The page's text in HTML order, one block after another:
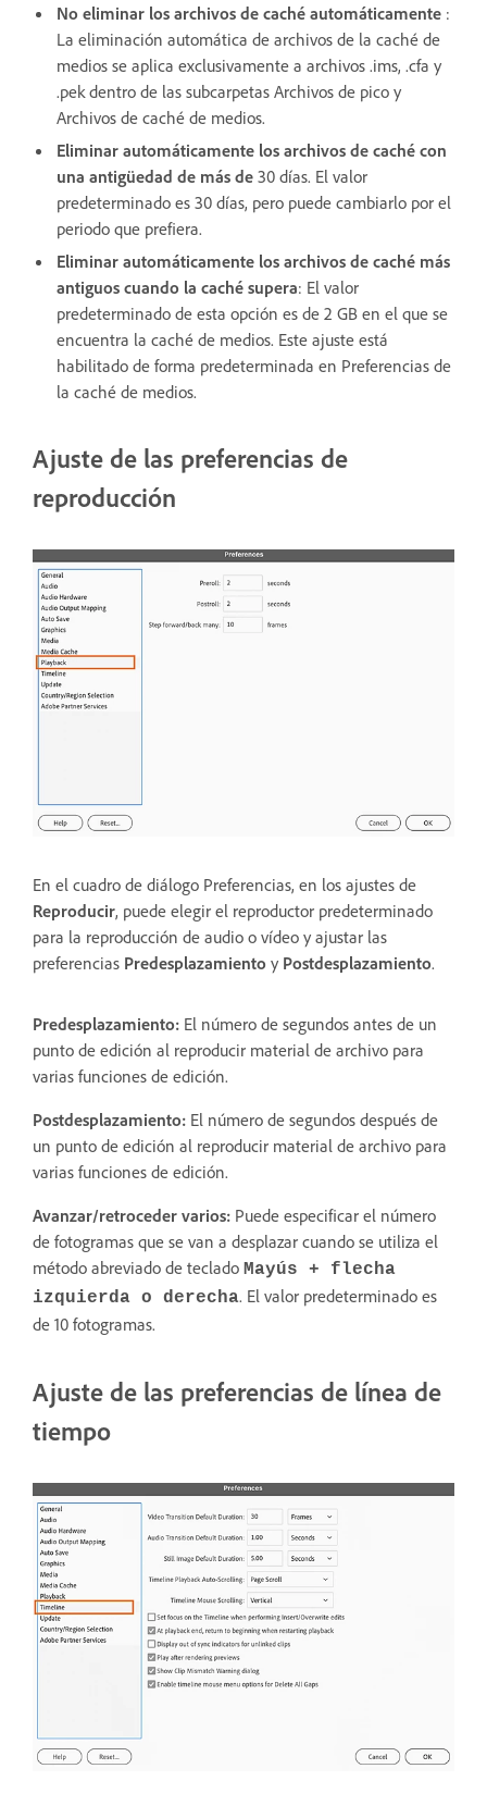
No eliminar los archivos de caché automáticamente :
La eliminación automática de archivos de la caché de
medios se aplica exclusivamente a archivos .ims, .cfa y
.pek dentro de las subcarpetas Archivos de pico y
Archivos de caché de medios.
Eliminar automáticamente los archivos de caché con
una antigüedad de más de 30 días. El valor
predeterminado es 30 días, pero puede cambiarlo por el
periodo que prefiera.
Eliminar automáticamente los archivos de caché más
antiguos cuando la caché supera: El valor
predeterminado de esta opción es de 2 GB en el que se
encuentra la caché de medios. Este ajuste está
habilitado de forma predeterminada en Preferencias de
la caché de medios.
Ajuste de las preferencias de
reproducción
En el cuadro de diálogo Preferencias, en los ajustes de
Reproducir, puede elegir el reproductor predeterminado
para la reproducción de audio o vídeo y ajustar las
preferencias Predesplazamiento y Postdesplazamiento.
Predesplazamiento: El número de segundos antes de un
punto de edición al reproducir material de archivo para
varias funciones de edición.
Postdesplazamiento: El número de segundos después de
un punto de edición al reproducir material de archivo para
varias funciones de edición.
Avanzar/retroceder varios: Puede especificar el número
de fotogramas que se van a desplazar cuando se utiliza el
método abreviado de teclado Mayús + flecha
izquierda o derecha. El valor predeterminado es
de 10 fotogramas.
Ajuste de las preferencias de línea de
tiempo